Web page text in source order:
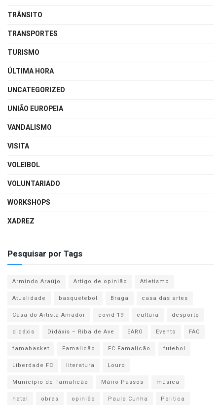
TRÂNSITO
TRANSPORTES
TURISMO
ÚLTIMA HORA
UNCATEGORIZED
UNIÃO EUROPEIA
VANDALISMO
VISITA
VOLEIBOL
VOLUNTARIADO
WORKSHOPS
XADREZ
Pesquisar por Tags
Armindo Araújo Artigo de opinião
Atletismo
Atualidade
basquetebol Braga
casa das artes
Casa do Artista Amador
covid-19 cultura
desporto
didáxis
Didáxis – Riba de Ave EARO Evento
FAC
famabasket
Famalicão FC Famalicão
futebol
Liberdade FC
literatura
Louro
Município de Famalicão
Mário Passos
música
natal
obras opinião Paulo Cunha
Politica